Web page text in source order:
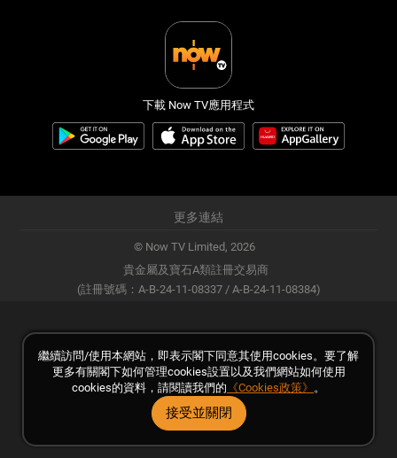
下載 Now TV應用程式
更多連結
© Now TV Limited, 2026
貴金屬及寶石A類註冊交易商
(註冊號碼：A-B-24-11-08337 / A-B-24-11-08384)
繼續訪問/使用本網站，即表示閣下同意其使用cookies。要了解
更多有關閣下如何管理cookies設置以及我們網站如何使用
cookies的資料，請閱讀我們的 《Cookies政策》 。
接受並關閉